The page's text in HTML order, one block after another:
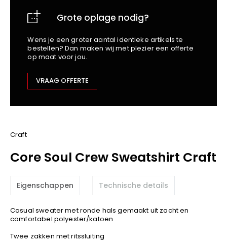
Hydrowear
Jassz
Kariban
M-Safe
OXXA
Premier
Promodoro
Safety Jogger
Sioen
Spiro
Grote oplage nodig?
Wens je een groter aantal identieke artikels te
bestellen? Dan maken wij met plezier een offerte
op maat voor jou.
VRAAG OFFERTE
Craft
Core Soul Crew Sweatshirt Craft
Eigenschappen Technische details
Casual sweater met ronde hals gemaakt uit zacht en
comfortabel polyester/katoen
Twee zakken met ritssluiting